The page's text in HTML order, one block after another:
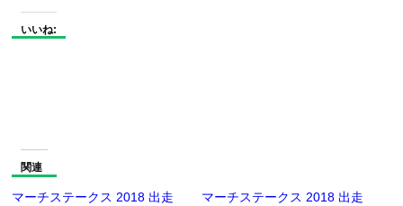
いいね:
関連
マーチステークス 2018 出走
マーチステークス 2018 出走